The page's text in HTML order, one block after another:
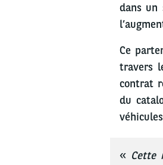
dans un
Ce
travers
contrat
du
« Cette